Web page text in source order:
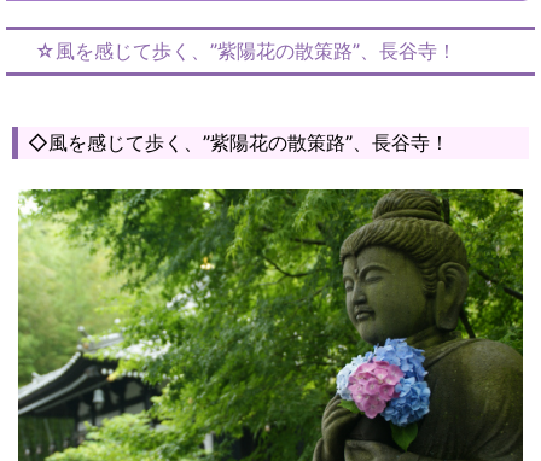
☆風を感じて歩く、”紫陽花の散策路”、長谷寺！
◇風を感じて歩く、”紫陽花の散策路”、長谷寺！